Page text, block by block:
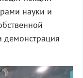
науки и
демонстрация